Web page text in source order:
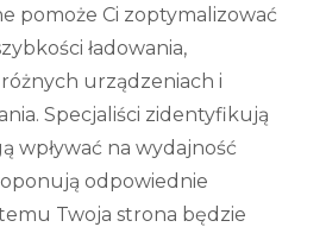
pomoże Ci zoptymalizować
ładowania,
urządzeniach i
Specjaliści zidentyfikują
wpływać na wydajność
odpowiednie
Twoja strona będzie